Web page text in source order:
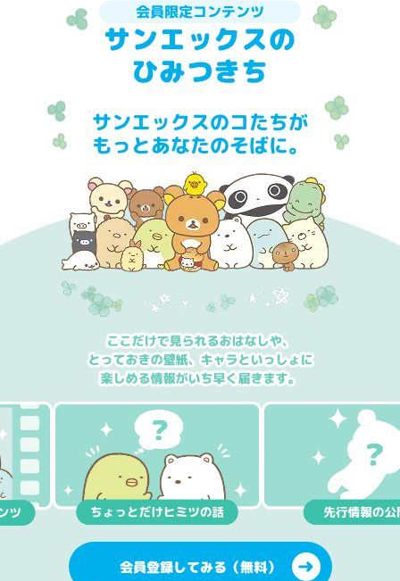
会員限定コンテンツ
サンエックスの
ひみつきち
サンエックスのコたちが
もっとあなたのそばに。
会員登録してみる（無料）